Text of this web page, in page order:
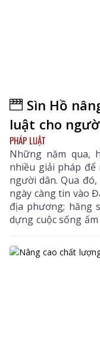
Sìn Hồ
luật cho
PHÁP LUẬT
Những năm qua,
nhiều giải pháp để
người dân. Qua
ngày càng tin vào
địa phương; hăng
dựng cuộc sống